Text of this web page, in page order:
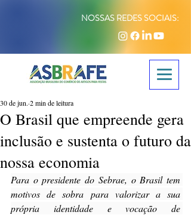
NOSSAS REDES SOCIAIS:
O Brasil que empreende gera
inclusão e sustenta o futuro da
nossa economia
30 de jun. 2 min de leitura
Para o presidente do Sebrae, o Brasil tem
motivos de sobra para valorizar a sua
própria identidade e vocação de